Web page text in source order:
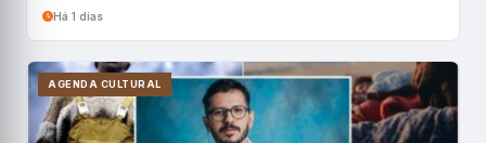
Há 1 dias
AGENDA CULTURAL